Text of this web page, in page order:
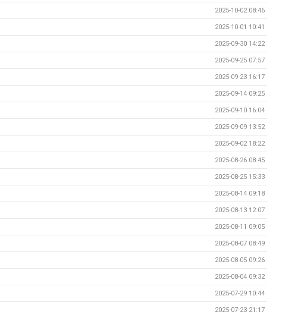
2025-10-02 08:46
2025-10-01 10:41
2025-09-30 14:22
2025-09-25 07:57
2025-09-23 16:17
2025-09-14 09:25
2025-09-10 16:04
2025-09-09 13:52
2025-09-02 18:22
2025-08-26 08:45
2025-08-25 15:33
2025-08-14 09:18
2025-08-13 12:07
2025-08-11 09:05
2025-08-07 08:49
2025-08-05 09:26
2025-08-04 09:32
2025-07-29 10:44
2025-07-23 21:17